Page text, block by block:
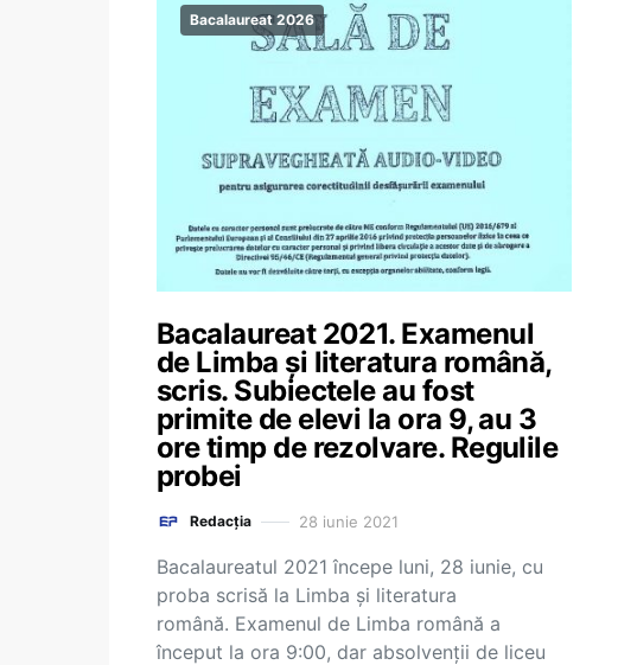
Bacalaureat 2026
Bacalaureat 2021. Examenul
de Limba și literatura română,
scris. Subiectele au fost
primite de elevi la ora 9, au 3
ore timp de rezolvare. Regulile
probei
Redacția 28 iunie 2021
Bacalaureatul 2021 începe luni, 28 iunie, cu
proba scrisă la Limba și literatura
română. Examenul de Limba română a
început la ora 9:00, dar absolvenții de liceu